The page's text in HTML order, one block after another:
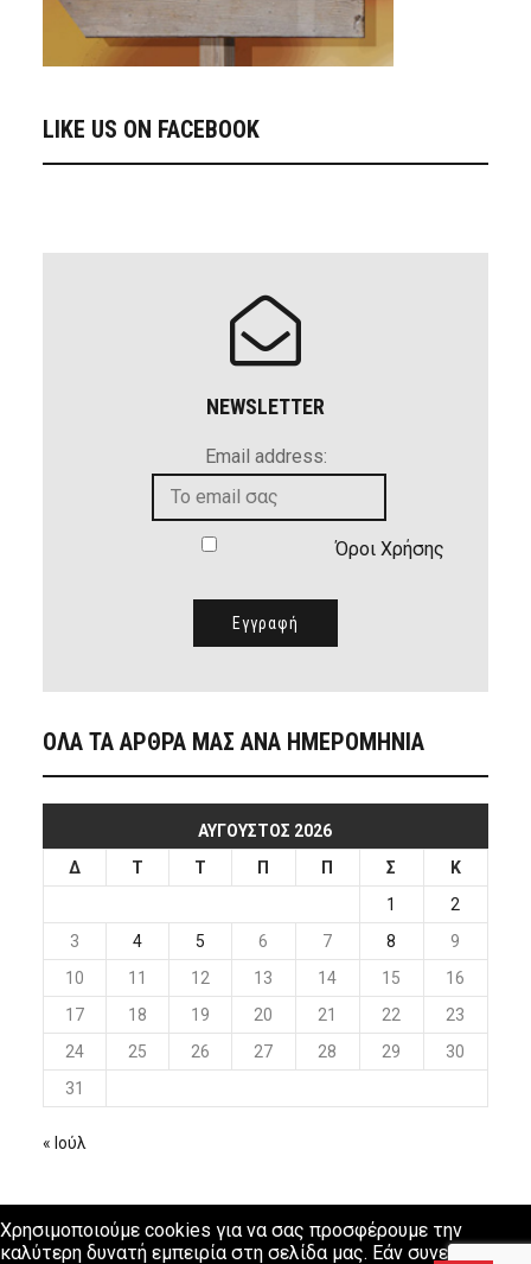
LIKE US ON FACEBOOK
NEWSLETTER
Email address:
Όροι Χρήσης
ΟΛΑ ΤΑ ΑΡΘΡΑ ΜΑΣ ΑΝΑ ΗΜΕΡΟΜΗΝΙΑ
ΑΎΓΟΥΣΤΟΣ 2026
Δ
Τ Τ Π Π Σ
Κ
1
2
3
4 5 6 7 8
9
10
11 12 13 14 15
16
17
18 19 20 21 22
23
24
25 26 27 28 29
30
31
« Ιούλ
Χρησιμοποιούμε cookies για να σας προσφέρουμε την
καλύτερη δυνατή εμπειρία στη σελίδα μας. Εάν συνεχίσετε να